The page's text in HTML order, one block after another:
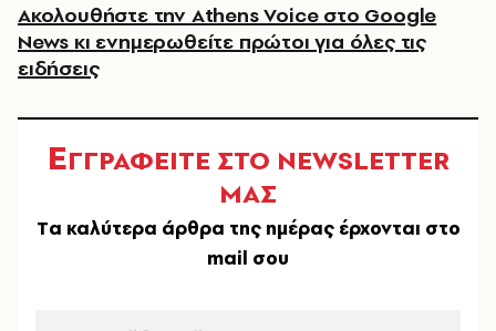
Ακολουθήστε την Athens Voice στο Google
News κι ενημερωθείτε πρώτοι για όλες τις
ειδήσεις
ΕΓΓΡΑΦΕΙΤΕ ΣΤΟ NEWSLETTER
ΜΑΣ
Tα καλύτερα άρθρα της ημέρας έρχονται στο
mail σου